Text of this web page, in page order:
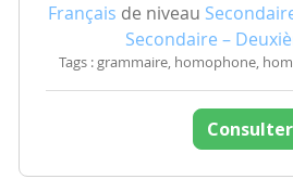
Français de niveau
Secondaire –
Tags : grammaire, homophone,
Consulter